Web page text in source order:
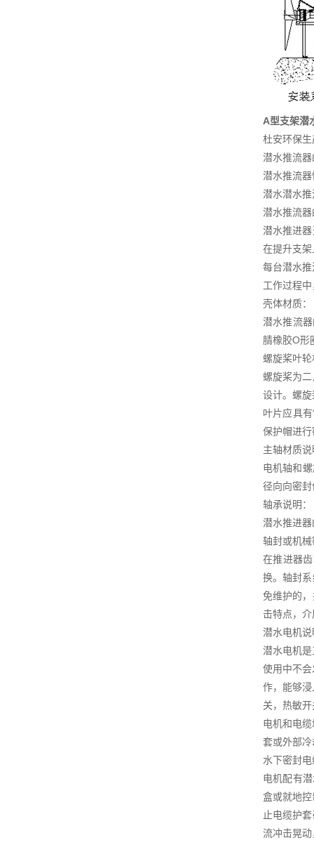
A型支架潜
杜安环保
潜水推流
潜水推流
潜水潜水
潜水推流
潜水推进
在提升支
每台潜水
工作过程
壳体材质：
潜水推流
腈橡胶O形
螺旋桨叶
螺旋桨为
设计。螺
叶片应具
保护帽进
主轴材质
电机轴和
径向向密
轴承说明：
潜水推进
轴封或机
在推进器
换。轴封
免维护的
击特点，
潜水电机说
潜水电机
使用中不
作，能够
关，热敏
电机和电
套或外部
水下密封
电机配有
盒或就地
止电缆护
流冲击晃